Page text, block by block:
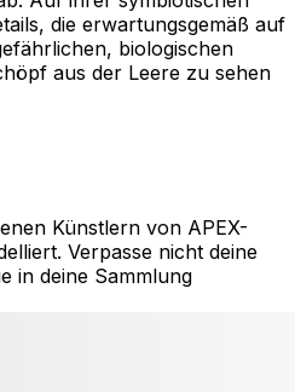
die erwartungsgemäß auf
biologischen
aus der Leere zu sehen
Künstlern von APEX-
Verpasse nicht deine
in deine Sammlung